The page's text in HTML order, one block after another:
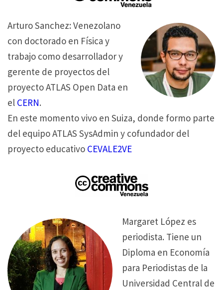
Arturo Sanchez: Venezolano
con doctorado en Física y
trabajo como desarrollador y
gerente de proyectos del
proyecto ATLAS Open Data en
el CERN.
En este momento vivo en Suiza, donde formo parte
del equipo ATLAS SysAdmin y cofundador del
proyecto educativo CEVALE2VE
Margaret López es
periodista. Tiene un
Diploma en Economía
para Periodistas de la
Universidad Central de